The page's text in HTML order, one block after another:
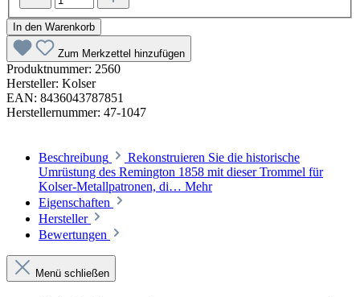
In den Warenkorb
Zum Merkzettel hinzufügen
Produktnummer: 2560
Hersteller: Kolser
EAN: 8436043787851
Herstellernummer: 47-1047
Beschreibung
Rekonstruieren Sie die historische
Umrüstung des Remington 1858 mit dieser Trommel für
Kolser-Metallpatronen, di… Mehr
Eigenschaften
Hersteller
Bewertungen
Menü schließen